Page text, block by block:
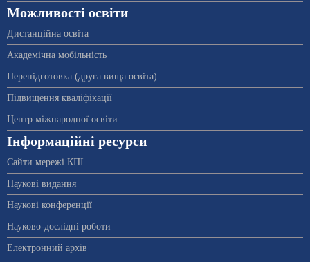
Можливості освіти
Дистанційна освіта
Академічна мобільність
Перепідготовка (друга вища освіта)
Підвищення кваліфікації
Центр міжнародної освіти
Інформаційні ресурси
Сайти мережі КПІ
Наукові видання
Наукові конференції
Науково-дослідні роботи
Електронний архів